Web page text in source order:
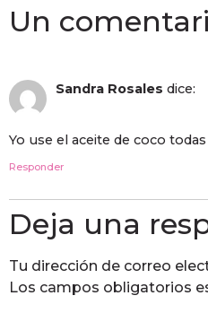
Un
Sandra Rosales dice:
Yo use el aceite de coco
Responder
Deja una
Tu dirección de correo
Los campos obligatorios